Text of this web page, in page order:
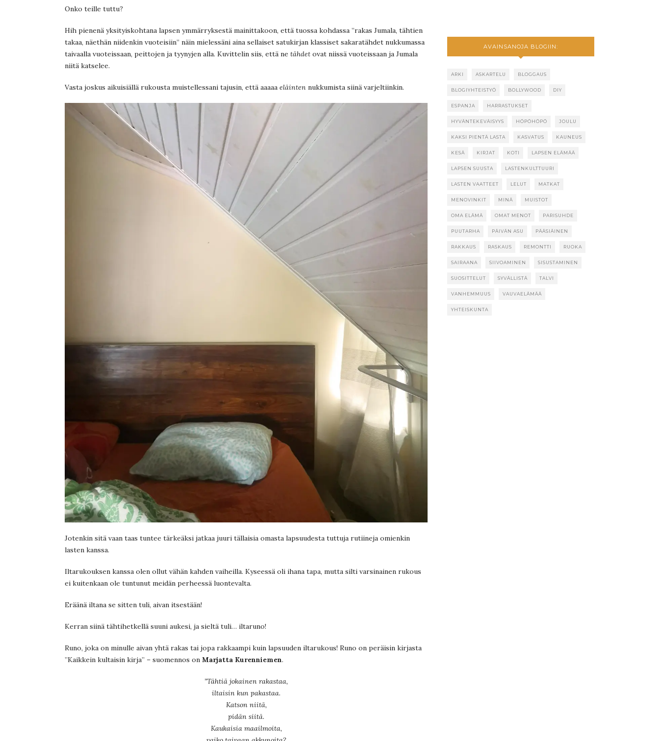
Onko teille tuttu?
Hih pienenä yksityiskohtana lapsen ymmärryksestä mainittakoon, että tuossa kohdassa ”rakas Jumala, tähtien
takaa, näethän niidenkin vuoteisiin” näin mielessäni aina sellaiset satukirjan klassiset sakaratähdet nukkumassa
taivaalla vuoteissaan, peittojen ja tyynyjen alla. Kuvittelin siis, että ne tähdet ovat niissä vuoteissaan ja Jumala
niitä katselee.
Vasta joskus aikuisiällä rukousta muistellessani tajusin, että aaaaa eläinten nukkumista siinä varjeltiinkin.
Jotenkin sitä vaan taas tuntee tärkeäksi jatkaa juuri tällaisia omasta lapsuudesta tuttuja rutiineja omienkin
lasten kanssa.
Iltarukouksen kanssa olen ollut vähän kahden vaiheilla. Kyseessä oli ihana tapa, mutta silti varsinainen rukous
ei kuitenkaan ole tuntunut meidän perheessä luontevalta.
Eräänä iltana se sitten tuli, aivan itsestään!
Kerran siinä tähtihetkellä suuni aukesi, ja sieltä tuli… iltaruno!
Runo, joka on minulle aivan yhtä rakas tai jopa rakkaampi kuin lapsuuden iltarukous! Runo on peräisin kirjasta
”Kaikkein kultaisin kirja” – suomennos on Marjatta Kurenniemen.
”Tähtiä jokainen rakastaa,
iltaisin kun pakastaa.
Katson niitä,
pidän siitä.
Kaukaisia maailmoita,
AVAINSANOJA BLOGIIN:
ARKI ASKARTELU BLOGGAUS
BLOGIYHTEISTYÖ BOLLYWOOD DIY
ESPANJA HARRASTUKSET
HYVÄNTEKEVÄISYYS HÖPÖHÖPÖ JOULU
KAKSI PIENTÄ LASTA KASVATUS KAUNEUS
KESÄ KIRJAT KOTI LAPSEN ELÄMÄÄ
LAPSEN SUUSTA LASTENKULTTUURI
LASTEN VAATTEET LELUT MATKAT
MENOVINKIT MINÄ MUISTOT
OMA ELÄMÄ OMAT MENOT PARISUHDE
PUUTARHA PÄIVÄN ASU PÄÄSIÄINEN
RAKKAUS RASKAUS REMONTTI RUOKA
SAIRAANA SIIVOAMINEN SISUSTAMINEN
SUOSITTELUT SYVÄLLISTÄ TALVI
VANHEMMUUS VAUVAELÄMÄÄ
YHTEISKUNTA